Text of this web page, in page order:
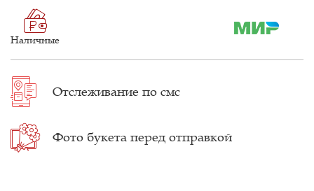
Наличные
Отслеживание по смс
Фото букета перед отправкой